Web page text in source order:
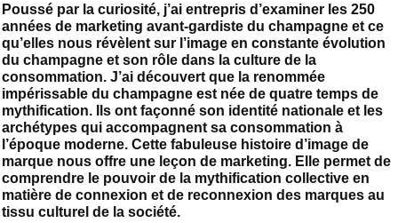
Poussé par la curiosité, j’ai entrepris d’examiner les 250
années de marketing avant-gardiste du champagne et ce
qu’elles nous révèlent sur l’image en constante évolution
du champagne et son rôle dans la culture de la
consommation. J’ai découvert que la renommée
impérissable du champagne est née de quatre temps de
mythification. Ils ont façonné son identité nationale et les
archétypes qui accompagnent sa consommation à
l’époque moderne. Cette fabuleuse histoire d’image de
marque nous offre une leçon de marketing. Elle permet de
comprendre le pouvoir de la mythification collective en
matière de connexion et de reconnexion des marques au
tissu culturel de la société.